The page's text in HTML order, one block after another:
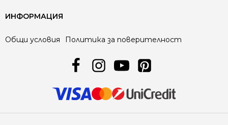
ИНФОРМАЦИЯ
Общи условия Политика за поверителност